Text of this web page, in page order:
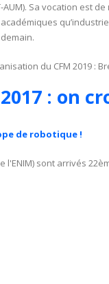
Sa vocation est de
du CFM 2019 :
: on
de robotique !
l'ENIM) sont arrivés